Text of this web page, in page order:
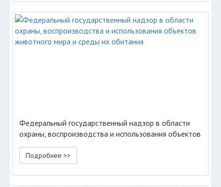
Федеральный государственный надзор в области
охраны, воспроизводства и использования объектов
животного мира и среды их обитания
Подробнее >>